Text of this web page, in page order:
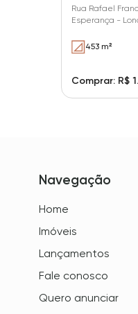
Rua Rafael
Esperança -
453 m²
Comprar: R$
Navegação
Home
Imóveis
Lançamentos
Fale conosco
Quero anunciar